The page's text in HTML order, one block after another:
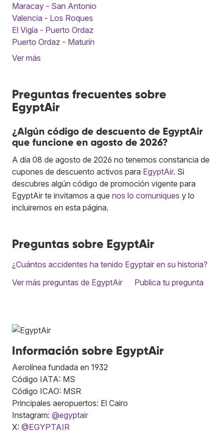
Maracay - San Antonio
Valencia - Los Roques
El Vigía - Puerto Ordaz
Puerto Ordaz - Maturín
Ver más
Preguntas frecuentes sobre
EgyptAir
¿Algún código de descuento de EgyptAir
que funcione en agosto de 2026?
A día 08 de agosto de 2026 no tenemos constancia de
cupones de descuento activos para EgyptAir. Si
descubres algún código de promoción vigente para
EgyptAir te invitamos a que nos lo comuniques y lo
incluiremos en esta página.
Preguntas sobre EgyptAir
¿Cuántos accidentes ha tenido Egyptair en su historia?
Ver más preguntas de EgyptAir
Publica tu pregunta
Información sobre EgyptAir
Aerolínea fundada en 1932
Código IATA: MS
Código ICAO: MSR
Principales aeropuertos: El Cairo
Instagram: @egyptair
X: @EGYPTAIR